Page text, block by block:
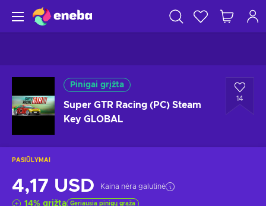
Pinigai grįžta
Super GTR Racing (PC) Steam
Key GLOBAL
14
PASIŪLYMAI
4,17 USD Kaina nėra galutinė
14% grįžta Geriausia pinigų grąža